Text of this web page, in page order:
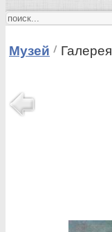
Музей Галерея